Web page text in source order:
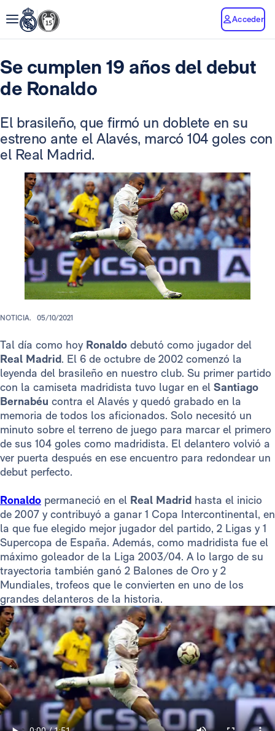
Acceder
Se cumplen 19 años del debut
de Ronaldo
El brasileño, que firmó un doblete en su
estreno ante el Alavés, marcó 104 goles con
el Real Madrid.
NOTICIA. 05/10/2021
Tal día como hoy Ronaldo debutó como jugador del
Real Madrid. El 6 de octubre de 2002 comenzó la
leyenda del brasileño en nuestro club. Su primer partido
con la camiseta madridista tuvo lugar en el Santiago
Bernabéu contra el Alavés y quedó grabado en la
memoria de todos los aficionados. Solo necesitó un
minuto sobre el terreno de juego para marcar el primero
de sus 104 goles como madridista. El delantero volvió a
ver puerta después en ese encuentro para redondear un
debut perfecto.
Ronaldo permaneció en el Real Madrid hasta el inicio
de 2007 y contribuyó a ganar 1 Copa Intercontinental, en
la que fue elegido mejor jugador del partido, 2 Ligas y 1
Supercopa de España. Además, como madridista fue el
máximo goleador de la Liga 2003/04. A lo largo de su
trayectoria también ganó 2 Balones de Oro y 2
Mundiales, trofeos que le convierten en uno de los
grandes delanteros de la historia.